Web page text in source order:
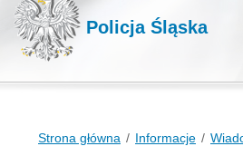
Policja Śląska
Strona główna Informacje